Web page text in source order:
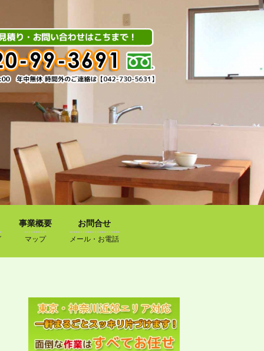
事業概要
マップ
お問合せ
メール・お電話